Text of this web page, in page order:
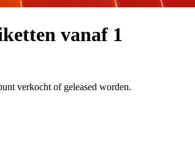
vanaf 1
verkocht of geleased worden.